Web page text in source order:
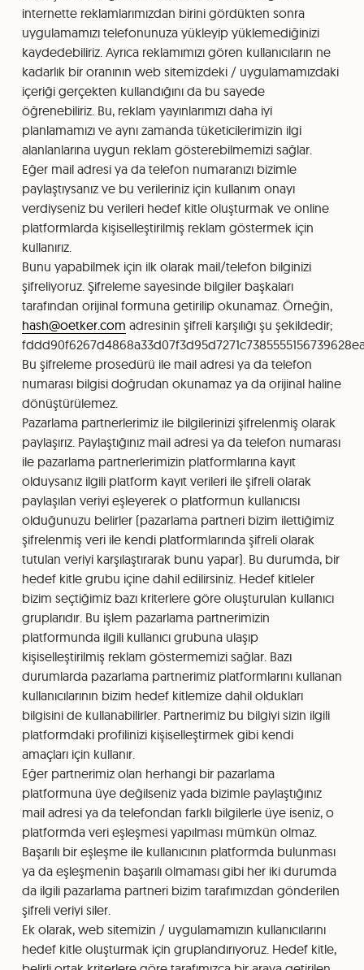
internette reklamlarımızdan birini gördükten sonra
uygulamamızı telefonunuza yükleyip yüklemediğinizi
kaydedebiliriz. Ayrıca reklamımızı gören kullanıcıların ne
kadarlık bir oranının web sitemizdeki / uygulamamızdaki
içeriği gerçekten kullandığını da bu sayede
öğrenebiliriz. Bu, reklam yayınlarımızı daha iyi
planlamamızı ve aynı zamanda tüketicilerimizin ilgi
alanlanlarına uygun reklam gösterebilmemizi sağlar.
Eğer mail adresi ya da telefon numaranızı bizimle
paylaştıysanız ve bu verileriniz için kullanım onayı
verdiyseniz bu verileri hedef kitle oluşturmak ve online
platformlarda kişiselleştirilmiş reklam göstermek için
kullanırız.
Bunu yapabilmek için ilk olarak mail/telefon bilginizi
şifreliyoruz. Şifreleme sayesinde bilgiler başkaları
tarafından orijinal formuna getirilip okunamaz. Örneğin,
hash@oetker.com adresinin şifreli karşılığı şu şekildedir;
Bu şifreleme prosedürü ile mail adresi ya da telefon
numarası bilgisi doğrudan okunamaz ya da orijinal haline
dönüştürülemez.
Pazarlama partnerlerimiz ile bilgilerinizi şifrelenmiş olarak
paylaşırız. Paylaştığınız mail adresi ya da telefon numarası
ile pazarlama partnerlerimizin platformlarına kayıt
olduysanız ilgili platform kayıt verileri ile şifreli olarak
paylaşılan veriyi eşleyerek o platformun kullanıcısı
olduğunuzu belirler (pazarlama partneri bizim ilettiğimiz
şifrelenmiş veri ile kendi platformlarında şifreli olarak
tutulan veriyi karşılaştırarak bunu yapar). Bu durumda, bir
hedef kitle grubu içine dahil edilirsiniz. Hedef kitleler
bizim seçtiğimiz bazı kriterlere göre oluşturulan kullanıcı
gruplarıdır. Bu işlem pazarlama partnerimizin
platformunda ilgili kullanıcı grubuna ulaşıp
kişiselleştirilmiş reklam göstermemizi sağlar. Bazı
durumlarda pazarlama partnerimiz platformlarını kullanan
kullanıcılarının bizim hedef kitlemize dahil oldukları
bilgisini de kullanabilirler. Partnerimiz bu bilgiyi sizin ilgili
platformdaki profilinizi kişiselleştirmek gibi kendi
amaçları için kullanır.
Eğer partnerimiz olan herhangi bir pazarlama
platformuna üye değilseniz yada bizimle paylaştığınız
mail adresi ya da telefondan farklı bilgilerle üye iseniz, o
platformda veri eşleşmesi yapılması mümkün olmaz.
Başarılı bir eşleşme ile kullanıcının platformda bulunması
ya da eşleşmenin başarılı olmaması gibi her iki durumda
da ilgili pazarlama partneri bizim tarafımızdan gönderilen
şifreli veriyi siler.
Ek olarak, web sitemizin / uygulamamızın kullanıcılarını
hedef kitle oluşturmak için gruplandırıyoruz. Hedef kitle,